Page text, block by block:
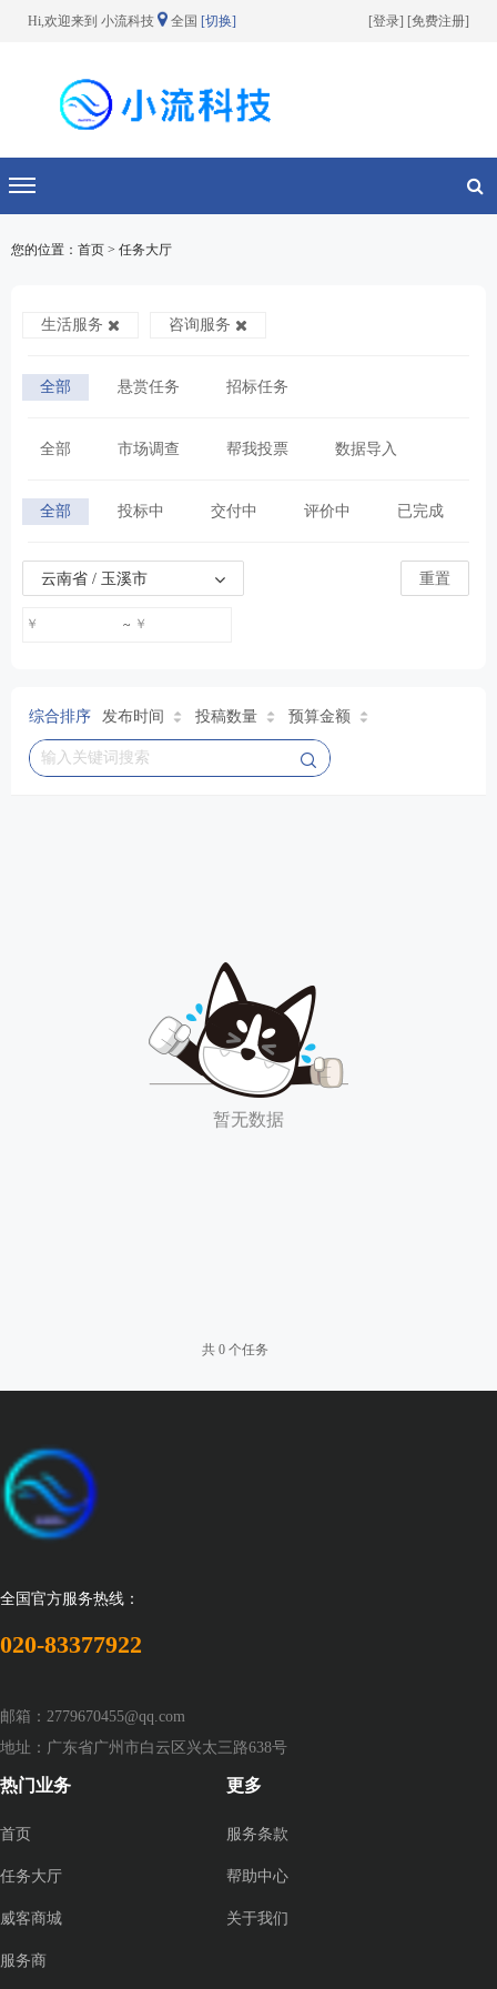
Hi,欢迎来到 小流科技 全国 [切换] [登录] [免费注册]
切换导航
您的位置：首页 > 任务大厅
生活服务 咨询服务
全部 悬赏任务 招标任务
全部 市场调查 帮我投票 数据导入
全部
投标中 交付中 评价中 已完成
云南省 / 玉溪市
￥ ￥
~
重置
综合排序 发布时间 投稿数量 预算金额
暂无数据
共 0 个任务
全国官方服务热线：
020-83377922
邮箱：2779670455@qq.com
地址：广东省广州市白云区兴太三路638号
热门业务
首页
任务大厅
威客商城
服务商
更多
服务条款
帮助中心
关于我们